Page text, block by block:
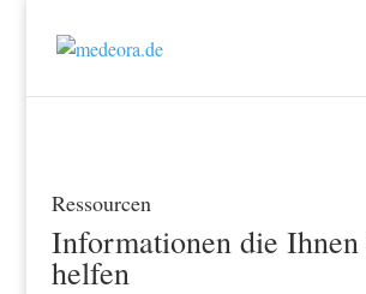
Ressourcen
Informationen die
helfen